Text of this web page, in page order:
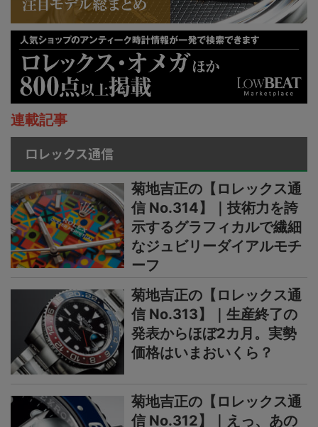
連載記事
ロレックス通信
菊地吉正の【ロレックス通
信 No.314】｜技術力を誇
示するグラフィカルで繊細
なジュビリーダイアルモチ
ーフ
菊地吉正の【ロレックス通
信 No.313】｜生産終了の
発表からほぼ2カ月。実勢
価格はいまおいくら？
菊地吉正の【ロレックス通
信 No.312】｜えっ、あの